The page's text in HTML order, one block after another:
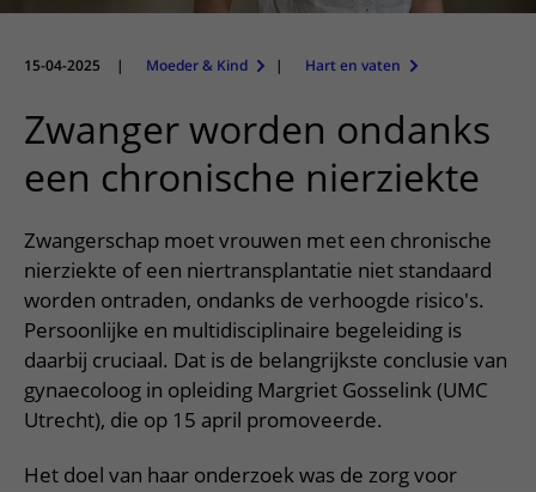
Bloedprikken
Wachttijden
Wijzigen patiëntgegevens
Mijn UMC Utrecht patiëntportaal
Faciliteiten en voorzieningen
Bezoekregels
Parkeren
Wegwijs in het ziekenhuis
Contact met polikliniek
Contact met verpleegafdeling
Het Wilhelmina Kinderziekenhuis
Diagnostiek aanvragen
Zorgverlenersportaal
Onderwijs
Werken bij het UMC Utrecht
15-04-2025 | Moeder & Kind | Hart en vaten
Zwanger worden ondanks
een chronische nierziekte
Zwangerschap moet vrouwen met een chronische
nierziekte of een niertransplantatie niet standaard
worden ontraden, ondanks de verhoogde risico's.
Persoonlijke en multidisciplinaire begeleiding is
daarbij cruciaal. Dat is de belangrijkste conclusie van
gynaecoloog in opleiding Margriet Gosselink (UMC
Utrecht), die op 15 april promoveerde.
Het doel van haar onderzoek was de zorg voor